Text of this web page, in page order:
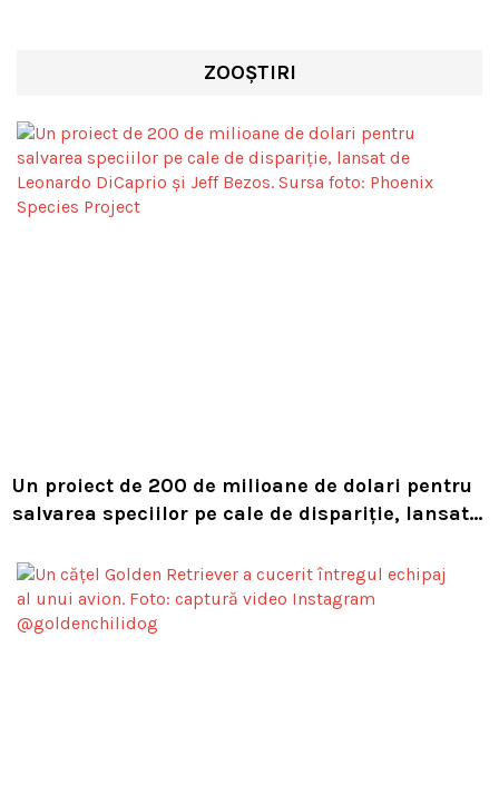
ZOOȘTIRI
Un proiect de 200 de milioane de dolari pentru
salvarea speciilor pe cale de dispariție, lansat